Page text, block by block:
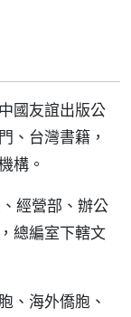
國友誼出版公
、台灣書籍，
構。
經營部、辦公
總編室下轄文
、海外僑胞、